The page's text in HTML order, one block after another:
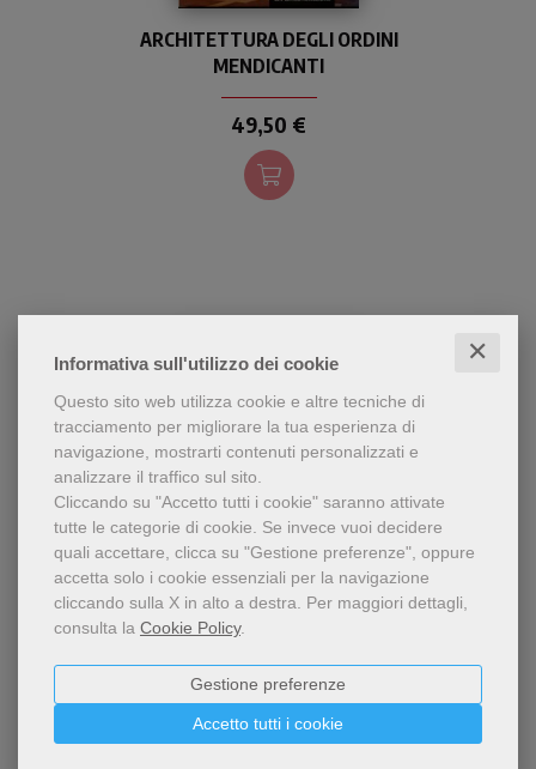
Informativa sull'utilizzo dei cookie ✕
Questo sito web utilizza cookie e altre tecniche di
tracciamento per migliorare la tua esperienza di
navigazione, mostrarti contenuti personalizzati e
analizzare il traffico sul sito.
Cliccando su "Accetto tutti i cookie" saranno attivate
tutte le categorie di cookie. Se invece vuoi decidere
quali accettare, clicca su "Gestione preferenze", oppure
accetta solo i cookie essenziali per la navigazione
cliccando sulla X in alto a destra. Per maggiori dettagli,
consulta la Cookie Policy.
Accetto tutti i cookie
Gestione preferenze
delle architetture degli
Ordini Mendicanti in Europa,
a Domenicani e Francescani,
dagli inizi del XIV secolo alla
fine del medioevo.
ARCHITETTURA DEGLI ORDINI
MENDICANTI
49,50 €
Testo ufficiale per la
celebrazione liturgica della
professione religiosa
temporanea o perpetua dei
frati minori, minori
conventuali e cappuccini,
nonché per le congregazioni
RITO ROMANO-SERAFICO DELLA
PROFESSIONE RELIGIOSA.
21,00 €